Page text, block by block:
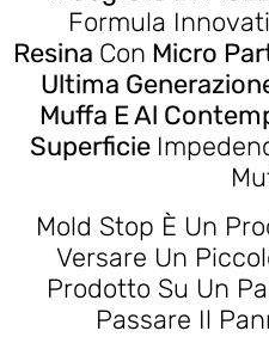
Formula
Resina Con Micro
Ultima
Muffa E Al
Superficie
Mold Stop È Un
Versare Un
Prodotto Su Un
Passare Il